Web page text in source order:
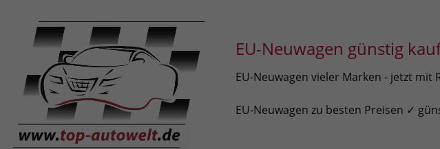
EU-Neuwagen günstig
EU-Neuwagen vieler Marken - jetzt
EU-Neuwagen zu besten Preisen ✓